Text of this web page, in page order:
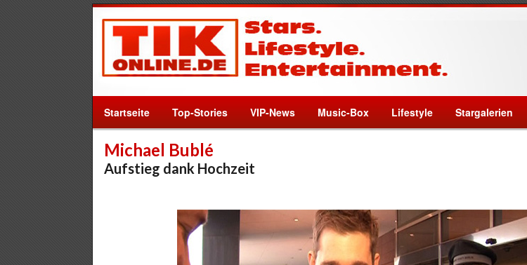
Startseite Top-Stories VIP-News Music-Box Lifestyle Stargalerien
Michael Bublé
Aufstieg dank Hochzeit